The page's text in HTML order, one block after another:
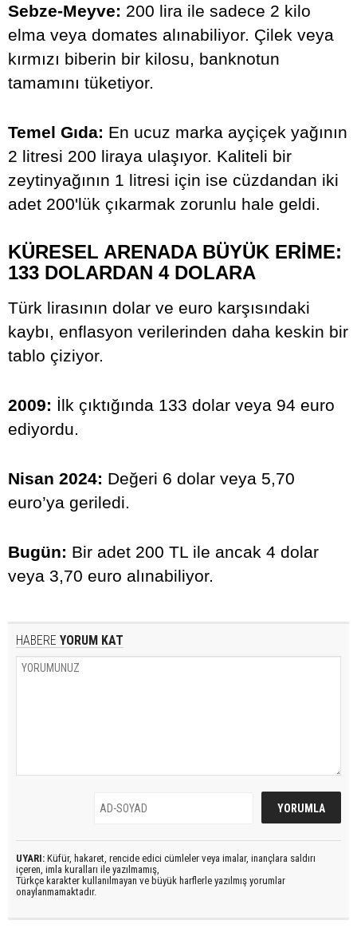
Sebze-Meyve: 200 lira ile sadece 2 kilo
elma veya domates alınabiliyor. Çilek veya
kırmızı biberin bir kilosu, banknotun
tamamını tüketiyor.
Temel Gıda: En ucuz marka ayçiçek yağının
2 litresi 200 liraya ulaşıyor. Kaliteli bir
zeytinyağının 1 litresi için ise cüzdandan iki
adet 200'lük çıkarmak zorunlu hale geldi.
KÜRESEL ARENADA BÜYÜK ERİME:
133 DOLARDAN 4 DOLARA
Türk lirasının dolar ve euro karşısındaki
kaybı, enflasyon verilerinden daha keskin bir
tablo çiziyor.
2009: İlk çıktığında 133 dolar veya 94 euro
ediyordu.
Nisan 2024: Değeri 6 dolar veya 5,70
euro’ya geriledi.
Bugün: Bir adet 200 TL ile ancak 4 dolar
veya 3,70 euro alınabiliyor.
HABERE YORUM KAT
UYARI: Küfür, hakaret, rencide edici cümleler veya imalar, inançlara saldırı
içeren, imla kuralları ile yazılmamış,
Türkçe karakter kullanılmayan ve büyük harflerle yazılmış yorumlar
onaylanmamaktadır.